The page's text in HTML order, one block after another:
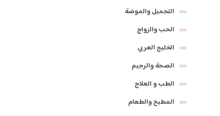
التجميل والموضة
الحب والزواج
الخليج العربي
الصحة والرجيم
الطب و العلاج
المطبخ والطعام